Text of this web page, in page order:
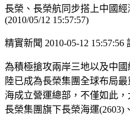
長榮、長榮航同步搭上中國
(2010/05/12 15:57:57)
精實新聞 2010-05-12
為積極搶攻兩岸三地以及中
陸已成為長榮集團全球布局
海成立營運總部，不僅如此
長榮集團旗下長榮海運(2603)